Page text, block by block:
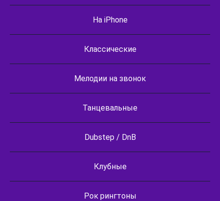
На iPhone
Классические
Мелодии на звонок
Танцевальные
Dubstep / DnB
Клубные
Рок рингтоны